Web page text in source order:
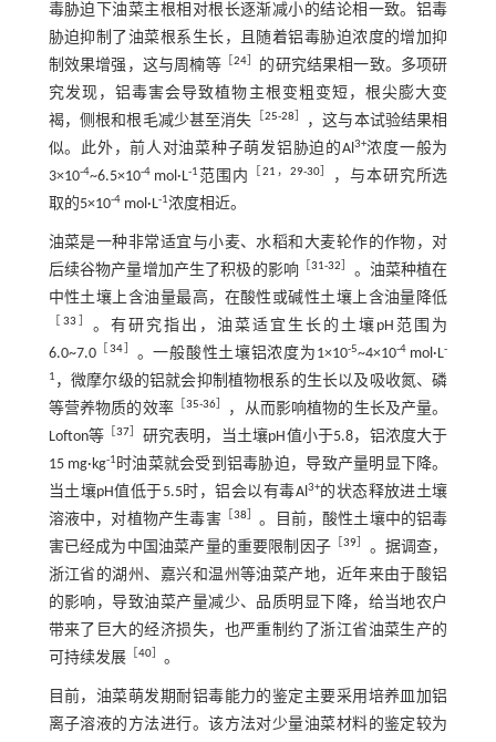
毒胁迫下油菜主根相对根长逐渐减小的结论相一致。铝毒
胁迫抑制了油菜根系生长，且随着铝毒胁迫浓度的增加抑
制效果增强，这与周楠等［ 24］
的研究结果相一致。多项研
究发现，铝毒害会导致植物主根变粗变短，根尖膨大变
褐，侧根和根毛减少甚至消失
25-28
，这与本试验结果相
似。此外，前人对油菜种子萌发铝胁迫的Al 3+浓度一般为
3×10-4~6.5×10-4mol·L-1 范围内 21 ， 29-30］
，与本研究所选
取的5×10-4mol·L-1浓度相近。
油菜是一种非常适宜与小麦、水稻和大麦轮作的作物，对
后续谷物产量增加产生了积极的影响
［31-32
。油菜种植在
中性土壤上含油量最高，在酸性或碱性土壤上含油量降低
33
。有研究指出，油菜适宜生长的土壤pH范围为
6.0~7.0［34 。一般酸性土壤铝浓度为1×10-5~4×10-4mol·L-
1 ，微摩尔级的铝就会抑制植物根系的生长以及吸收氮、磷
等营养物质的效率［35-36
，从而影响植物的生长及产量。
Lofton等 ［37
研究表明，当土壤pH值小于5.8，铝浓度大于
15 mg·kg-1 时油菜就会受到铝毒胁迫，导致产量明显下降。
当土壤pH值低于5.5时，铝会以有毒Al 3+的状态释放进土壤
溶液中，对植物产生毒害
38
。目前，酸性土壤中的铝毒
害已经成为中国油菜产量的重要限制因子 ［39
。据调查，
浙江省的湖州、嘉兴和温州等油菜产地，近年来由于酸铝
的影响，导致油菜产量减少、品质明显下降，给当地农户
带来了巨大的经济损失，也严重制约了浙江省油菜生产的
可持续发展
40］ 。
目前，油菜萌发期耐铝毒能力的鉴定主要采用培养皿加铝
离子溶液的方法进行。该方法对少量油菜材料的鉴定较为